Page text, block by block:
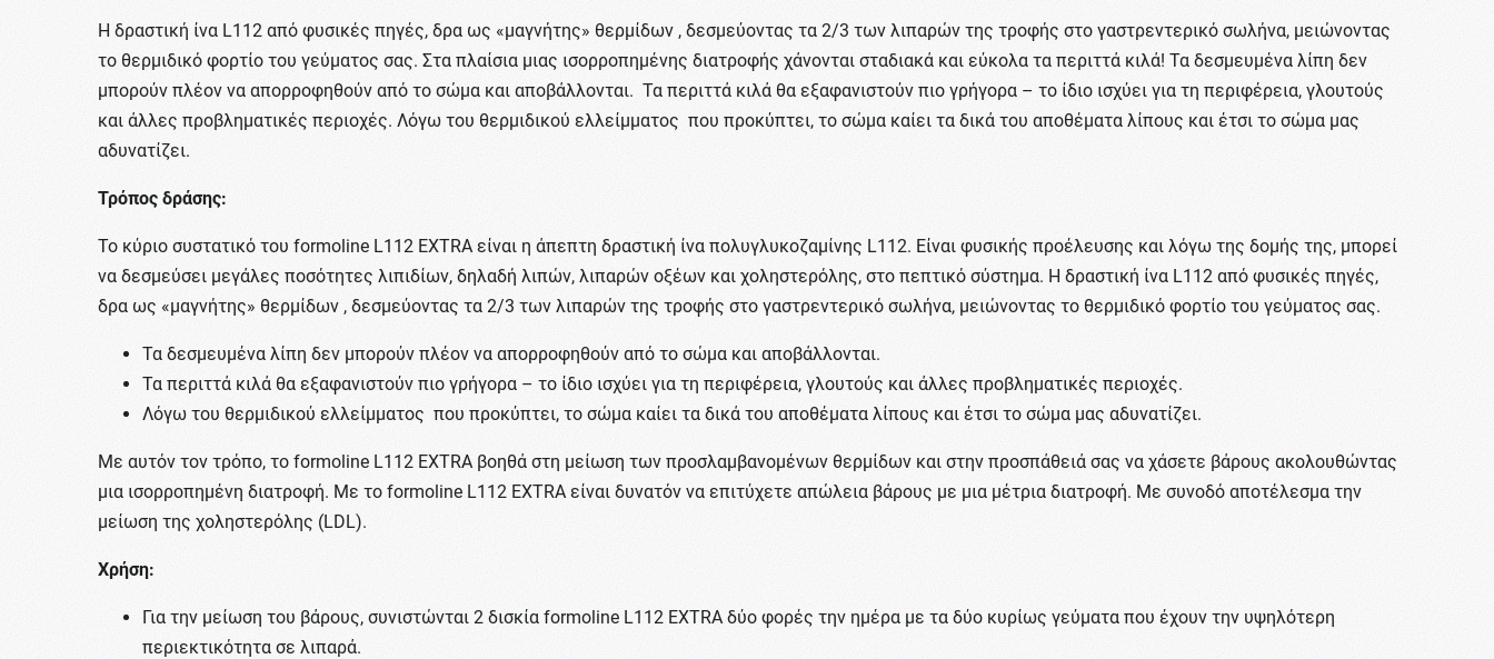
Η δραστική ίνα L112 από φυσικές πηγές, δρα ως «μαγνήτης» θερμίδων , δεσμεύοντας τα 2/3 των λιπαρών της τροφής στο γαστρεντερικό σωλήνα, μειώνοντας
το θερμιδικό φορτίο του γεύματος σας. Στα πλαίσια μιας ισορροπημένης διατροφής χάνονται σταδιακά και εύκολα τα περιττά κιλά! Τα δεσμευμένα λίπη δεν
μπορούν πλέον να απορροφηθούν από το σώμα και αποβάλλονται. Τα περιττά κιλά θα εξαφανιστούν πιο γρήγορα – το ίδιο ισχύει για τη περιφέρεια, γλουτούς
και άλλες προβληματικές περιοχές. Λόγω του θερμιδικού ελλείμματος που προκύπτει, το σώμα καίει τα δικά του αποθέματα λίπους και έτσι το σώμα μας
αδυνατίζει.
Τρόπος δράσης:
Το κύριο συστατικό του formoline L112 EXTRA είναι η άπεπτη δραστική ίνα πολυγλυκοζαμίνης L112. Είναι φυσικής προέλευσης και λόγω της δομής της, μπορεί
να δεσμεύσει μεγάλες ποσότητες λιπιδίων, δηλαδή λιπών, λιπαρών οξέων και χοληστερόλης, στο πεπτικό σύστημα. Η δραστική ίνα L112 από φυσικές πηγές,
δρα ως «μαγνήτης» θερμίδων , δεσμεύοντας τα 2/3 των λιπαρών της τροφής στο γαστρεντερικό σωλήνα, μειώνοντας το θερμιδικό φορτίο του γεύματος σας.
Τα δεσμευμένα λίπη δεν μπορούν πλέον να απορροφηθούν από το σώμα και αποβάλλονται.
Τα περιττά κιλά θα εξαφανιστούν πιο γρήγορα – το ίδιο ισχύει για τη περιφέρεια, γλουτούς και άλλες προβληματικές περιοχές.
Λόγω του θερμιδικού ελλείμματος που προκύπτει, το σώμα καίει τα δικά του αποθέματα λίπους και έτσι το σώμα μας αδυνατίζει.
Με αυτόν τον τρόπο, το formoline L112 EXTRA βοηθά στη μείωση των προσλαμβανομένων θερμίδων και στην προσπάθειά σας να χάσετε βάρους ακολουθώντας
μια ισορροπημένη διατροφή. Με το formoline L112 EXTRA είναι δυνατόν να επιτύχετε απώλεια βάρους με μια μέτρια διατροφή. Με συνοδό αποτέλεσμα την
μείωση της χοληστερόλης (LDL).
Χρήση:
Για την μείωση του βάρους, συνιστώνται 2 δισκία formoline L112 EXTRA δύο φορές την ημέρα με τα δύο κυρίως γεύματα που έχουν την υψηλότερη
περιεκτικότητα σε λιπαρά.